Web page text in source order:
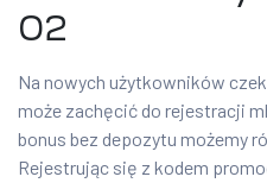
02
Na nowych użytkowników
może zachęcić do rejestracji
bonus bez depozytu możemy
Rejestrując się z kodem